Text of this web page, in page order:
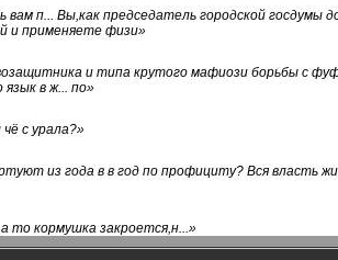
п... Вы,как председатель городской госдумы
и применяете физи»
и типа крутого мафиози борьбы с
в ж... по»
с урала?»
из года в в год по профициту? Вся власть
то кормушка закроется,н...»